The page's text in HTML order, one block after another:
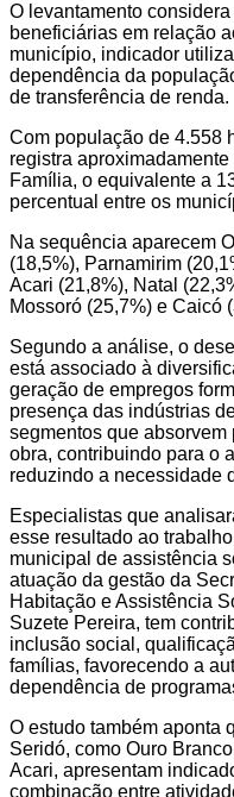
O levantamento
beneficiárias em relação
município, indicador
dependência da
de transferência de renda.
Com população de 4.558
registra
Família, o equivalente a
percentual entre os
Na sequência aparecem
(18,5%), Parnamirim
Acari (21,8%), Natal
Mossoró (25,7%) e Caicó
Segundo a análise, o
está associado à
geração de empregos
presença das indústrias
segmentos que
obra, contribuindo para o
reduzindo a necessidade
Especialistas que
esse resultado ao
municipal de assistência
atuação da gestão da
Habitação e Assistência
Suzete Pereira, tem
inclusão social,
famílias, favorecendo a
dependência de
O estudo também aponta
Seridó, como Ouro
Acari, apresentam
combinação entre